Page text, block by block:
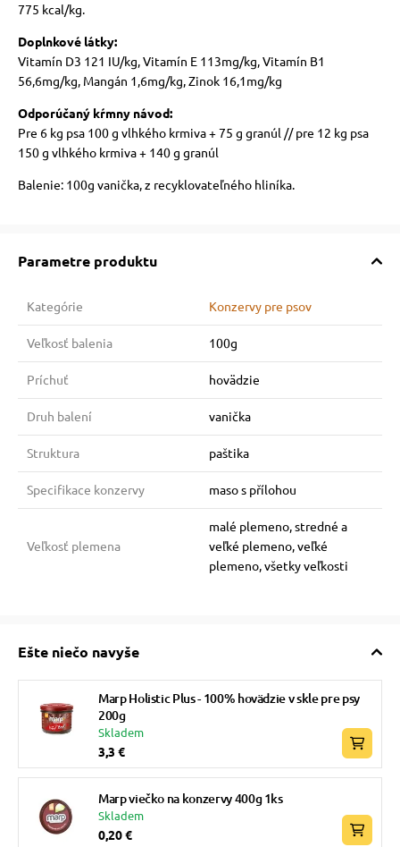
775 kcal/kg.
Doplnkové látky:
Vitamín D3 121 IU/kg, Vitamín E 113mg/kg, Vitamín B1
56,6mg/kg, Mangán 1,6mg/kg, Zinok 16,1mg/kg
Odporúčaný kŕmny návod:
Pre 6 kg psa 100 g vlhkého krmiva + 75 g granúl // pre 12 kg psa
150 g vlhkého krmiva + 140 g granúl
Balenie: 100g vanička, z recyklovateľného hliníka.
Parametre produktu
Kategórie Konzervy pre psov
Veľkosť balenia 100g
Príchuť hovädzie
Druh balení vanička
Struktura paštika
Specifikace konzervy maso s přílohou
Veľkosť plemena
malé plemeno, stredné a
veľké plemeno, veľké
plemeno, všetky veľkosti
Ešte niečo navyše
Marp Holistic Plus - 100% hovädzie v skle pre psy
200g
Skladem
3,3 €
Marp viečko na konzervy 400g 1ks
Skladem
0,20 €